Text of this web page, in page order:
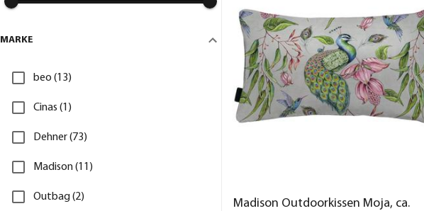
MARKE
beo (13)
Cinas (1)
Dehner (73)
Madison (11)
Outbag (2)
Madison Outdoorkissen Moja, ca.